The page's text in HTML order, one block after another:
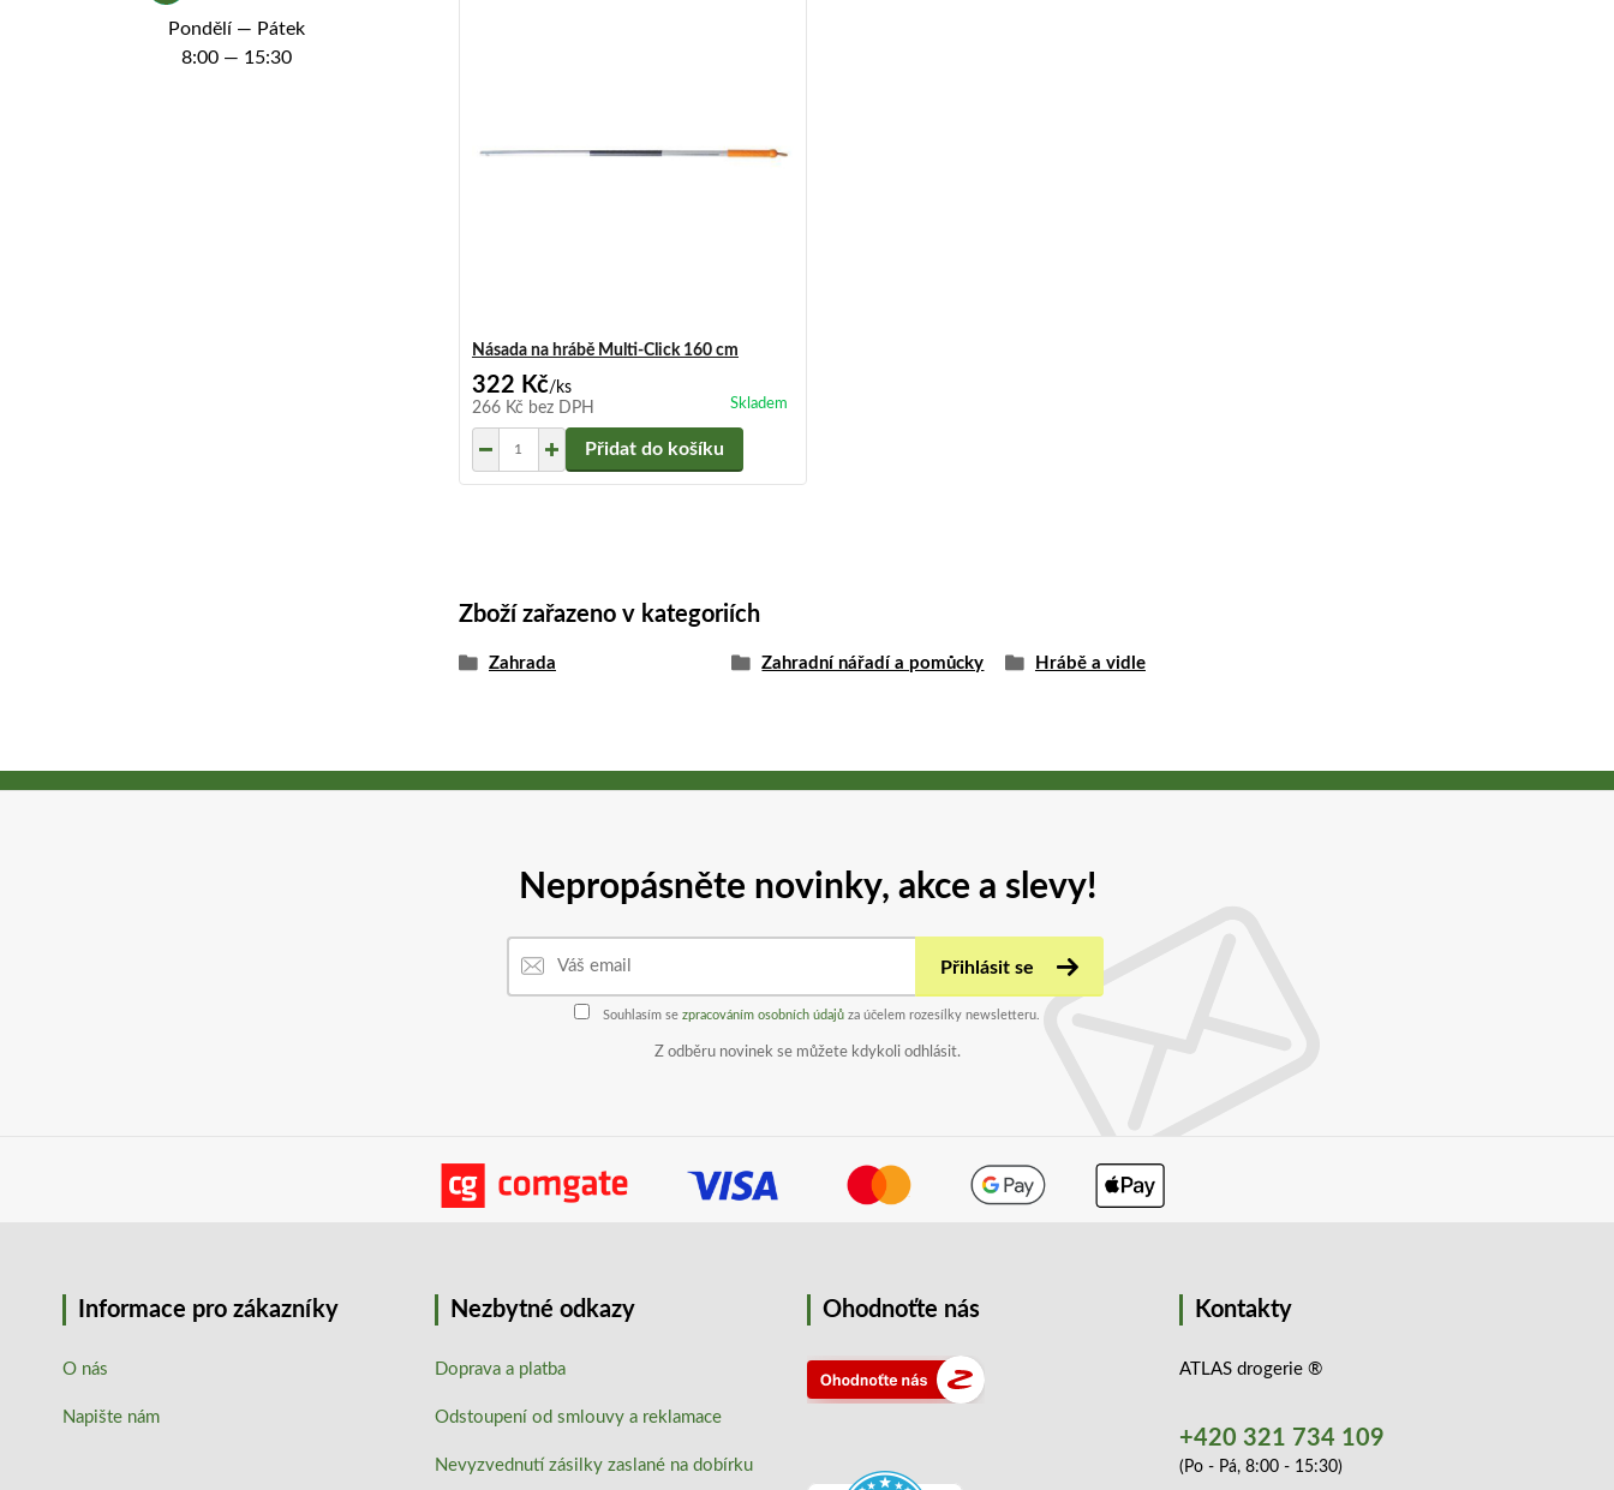
Pondělí — Pátek
8:00 — 15:30
Násada na hrábě Multi-Click 160 cm
322 Kč/ ks
266 Kč bez DPH Skladem
Přidat do košíku
Zboží zařazeno v kategoriích
Zahrada Zahradní nářadí a pomůcky Hrábě a vidle
Nepropásněte novinky, akce a slevy!
Přihlásit se
Souhlasím se zpracováním osobních údajů za účelem rozesílky newsletteru.
Z odběru novinek se můžete kdykoli odhlásit.
Informace pro zákazníky
O nás
Napište nám
Nezbytné odkazy
Doprava a platba
Odstoupení od smlouvy a reklamace
Nevyzvednutí zásilky zaslané na dobírku
Ohodnoťte nás Kontakty
ATLAS drogerie ®
+420 321 734 109
(Po - Pá, 8:00 - 15:30)